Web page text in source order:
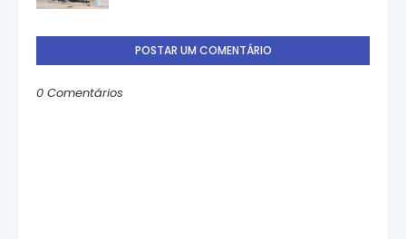
POSTAR UM COMENTÁRIO
0 Comentários